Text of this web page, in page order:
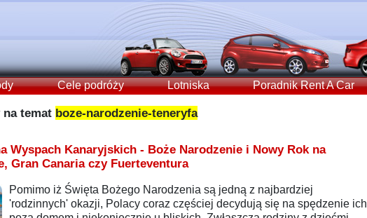
Cele podróży Lotniska Poradnik Rent A Car
na temat boze-narodzenie-teneryfa
Wyspach Kanaryjskich - Boże Narodzenie i Nowy Rok na
Gran Canaria czy Fuerteventura
Pomimo iż Święta Bożego Narodzenia są jedną z najbardziej
'rodzinnych' okazji, Polacy coraz częściej decydują się na spędzenie ich